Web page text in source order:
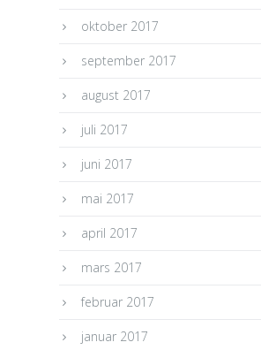
oktober 2017
september 2017
august 2017
juli 2017
juni 2017
mai 2017
april 2017
mars 2017
februar 2017
januar 2017